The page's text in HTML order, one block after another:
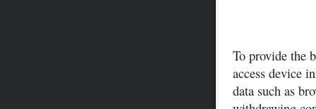
To provide the
access device
data such as